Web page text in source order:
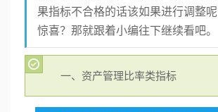
果指标不合格的话该如果进行调整
惊喜？那就跟着小编往下继续看吧。
一、资产管理比率类指标